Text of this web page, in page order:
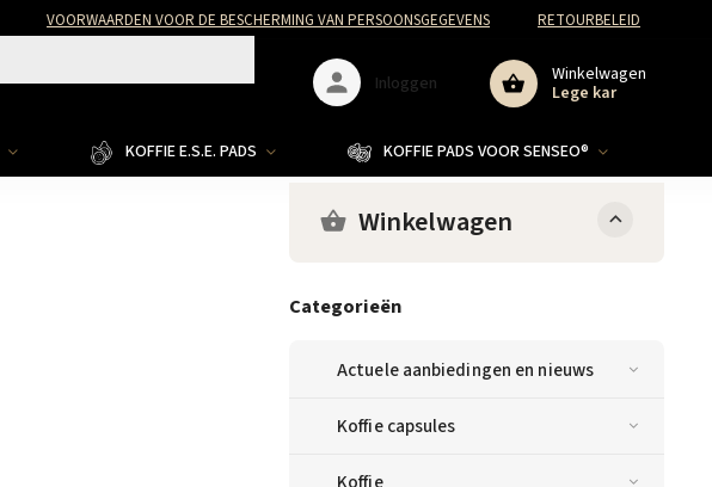
VOORWAARDEN VOOR DE BESCHERMING VAN PERSOONSGEGEVENS RETOURBELEID
Winkelwagen
Lege kar
Inloggen
KOFFIE E.S.E. PADS KOFFIE PADS VOOR SENSEO®
Winkelwagen
Categorieën
Actuele aanbiedingen en nieuws
Koffie capsules